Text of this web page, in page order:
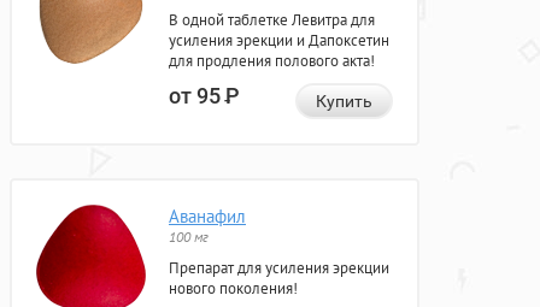
В одной таблетке Левитра для
усиления эрекции и Дапоксетин
для продления полового акта!
от 95Р Купить
Аванафил
100 мг
Препарат для усиления эрекции
нового поколения!